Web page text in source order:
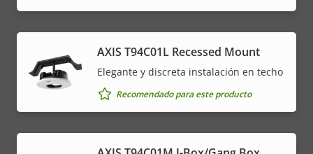
AXIS T94C01L Recessed Mount
Elegante y discreta instalación en techo
Recomendado para este producto